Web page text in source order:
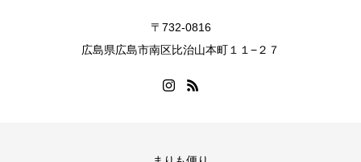
〒732-0816
広島県広島市南区比治山本町１１−２７